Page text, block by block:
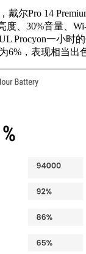
戴尔Pro 14
度、30%音量、
Procyon一小时
6%，表现相当出